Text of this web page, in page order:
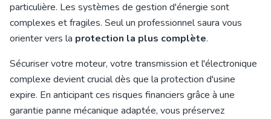
particulière. Les systèmes de gestion d'énergie sont
complexes et fragiles. Seul un professionnel saura vous
orienter vers la protection la plus complète.
Sécuriser votre moteur, votre transmission et l'électronique
complexe devient crucial dès que la protection d'usine
expire. En anticipant ces risques financiers grâce à une
garantie panne mécanique adaptée, vous préservez